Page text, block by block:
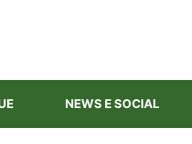
NEWS E SOCIAL